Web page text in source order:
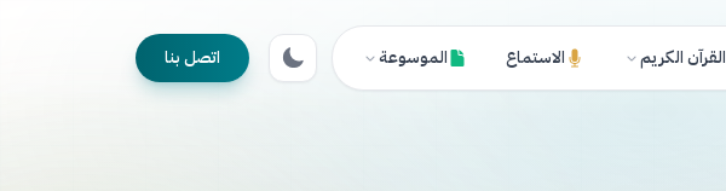
القرآن الكريم الاستماع الموسوعة اتصل بنا